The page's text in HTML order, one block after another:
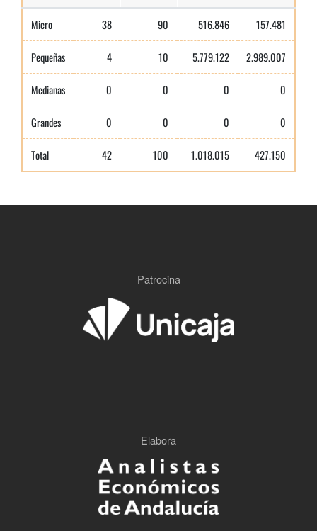
Micro 38 90 516.846 157.481
Pequeñas 4 10 5.779.122 2.989.007
Medianas 0 0 0 0
Grandes 0 0 0 0
Total 42 100 1.018.015 427.150
Patrocina
Elabora